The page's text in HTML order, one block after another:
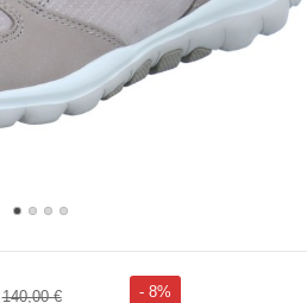
140,00 € - 8%